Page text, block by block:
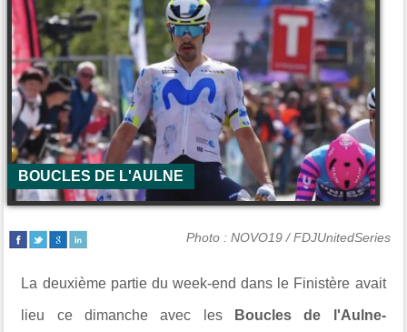
BOUCLES DE L'AULNE
Photo : NOVO19 / FDJUnitedSeries
La deuxième partie du week-end dans le Finistère avait
lieu ce dimanche avec les Boucles de l'Aulne-